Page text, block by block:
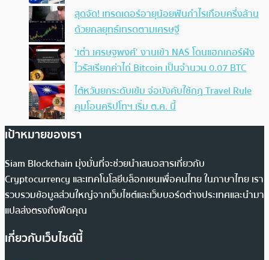
สุดจัด! เทรดเดอร์อายุน้อยฟันกำไรเกือบครึ่งล้าน
ด้วยกลยุทธ์เทรดตามเศรษฐี
‘เต๋า เศรษฐพงศ์’ งานเข้า NAS โดนแฮกเกอร์ฝัง
ไวรัสเรียกค่าไถ่ Bitcoin เป็นจำนวน 0.07 BTC
ไต้หวันยกระดับเข้ม จ่อบังคับใช้กฏ Travel Rule
คุมโอนคริปโทฯ เริ่ม ต.ค. นี้
เป้าหมายของเรา
Siam Blockchain มุ่งมั่นที่จะช่วยนำเสนอสารเกี่ยวกับ
Cryptocurrency และเทคโนโลยีบล็อกเชนเพื่อคนไทย ในภาษาไทย เรา
รวบรวมข้อมูลส่วนใหญ่จากเว็บไซต์และเว็บบอร์ดต่างประเทศและนำมา
แปลส่งตรงถึงฟีดคุณ
เกี่ยวกับเว็บไซต์นี้